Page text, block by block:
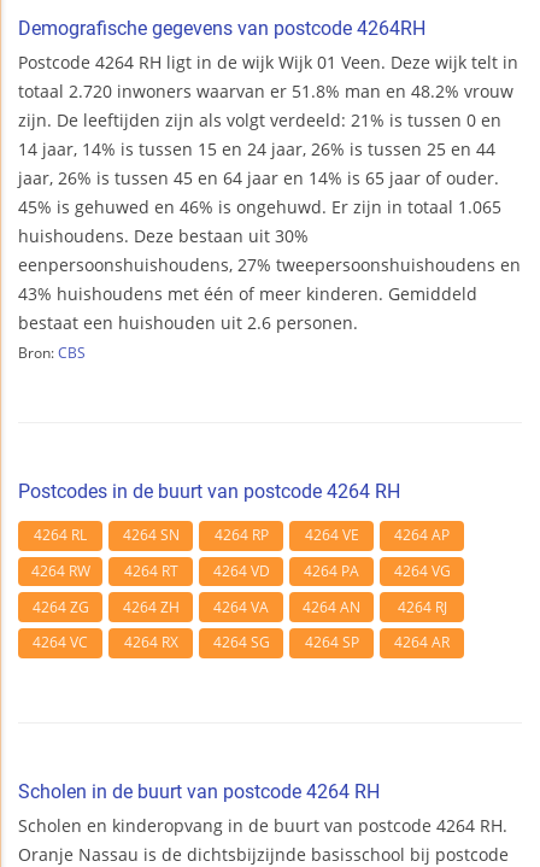
Demografische gegevens van postcode 4264RH
Postcode 4264 RH ligt in de wijk Wijk 01 Veen. Deze wijk telt in
totaal 2.720 inwoners waarvan er 51.8% man en 48.2% vrouw
zijn. De leeftijden zijn als volgt verdeeld: 21% is tussen 0 en
14 jaar, 14% is tussen 15 en 24 jaar, 26% is tussen 25 en 44
jaar, 26% is tussen 45 en 64 jaar en 14% is 65 jaar of ouder.
45% is gehuwed en 46% is ongehuwd. Er zijn in totaal 1.065
huishoudens. Deze bestaan uit 30%
eenpersoonshuishoudens, 27% tweepersoonshuishoudens en
43% huishoudens met één of meer kinderen. Gemiddeld
bestaat een huishouden uit 2.6 personen.
Bron: CBS
Postcodes in de buurt van postcode 4264 RH
4264 RL 4264 SN 4264 RP 4264 VE
4264 AP
4264 RW
4264 RT 4264 VD 4264 PA
4264 VG
4264 ZG
4264 ZH 4264 VA 4264 AN
4264 RJ
4264 VC
4264 RX 4264 SG 4264 SP 4264 AR
Scholen in de buurt van postcode 4264 RH
Scholen en kinderopvang in de buurt van postcode 4264 RH.
Oranje Nassau is de dichtsbijzijnde basisschool bij postcode